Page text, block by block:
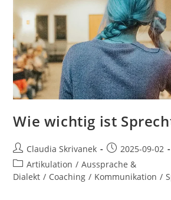
Wie wichtig ist
Beitrags-
Autor:
Claudia Skrivanek
Beitrag
veröffentlicht:
2025-09-02
Beitrags-
Kategorie:
Artikulation / Aussprache &
Dialekt / Coaching / Kommunikation /